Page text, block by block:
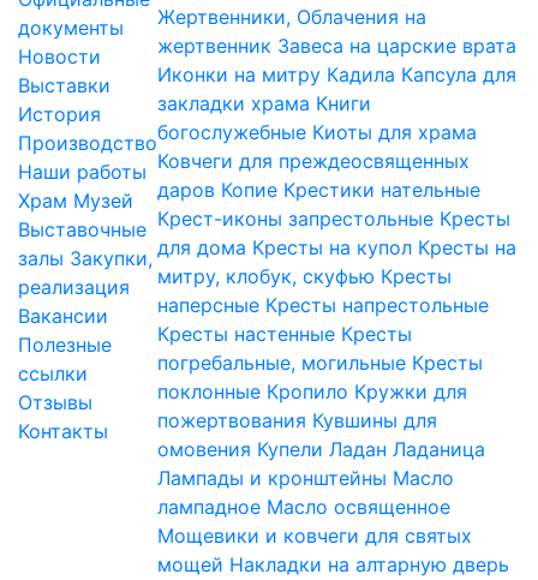
документы
Новости
Выставки
История
Производство
Наши работы
Храм Музей
Выставочные
залы Закупки,
реализация
Вакансии
Полезные
ссылки
Отзывы
Контакты
Жертвенники, Облачения на
жертвенник Завеса на царские врата
Иконки на митру Кадила Капсула для
закладки храма Книги
богослужебные Киоты для храма
Ковчеги для преждеосвященных
даров Копие Крестики нательные
Крест-иконы запрестольные Кресты
для дома Кресты на купол Кресты на
митру, клобук, скуфью Кресты
наперсные Кресты напрестольные
Кресты настенные Кресты
погребальные, могильные Кресты
поклонные Кропило Кружки для
пожертвования Кувшины для
омовения Купели Ладан Ладаница
Лампады и кронштейны Масло
лампадное Масло освященное
Мощевики и ковчеги для святых
мощей Накладки на алтарную дверь